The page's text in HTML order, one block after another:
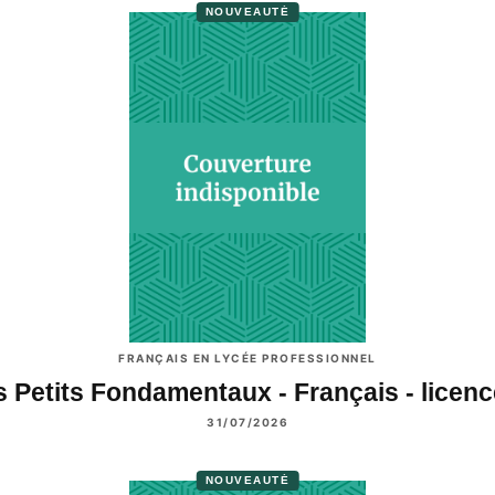
NOUVEAUTÉ
FRANÇAIS EN LYCÉE PROFESSIONNEL
Petits Fondamentaux - Français -
31/07/2026
NOUVEAUTÉ